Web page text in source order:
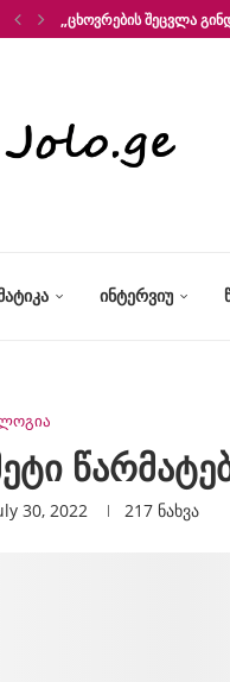
„ᲪᲮᲝᲕᲠᲔᲑᲘᲡ ᲨᲔᲪᲕᲚᲐ
ᲘᲜᲢᲔᲠᲕᲘᲣ
30, 2022 217 ნახვა